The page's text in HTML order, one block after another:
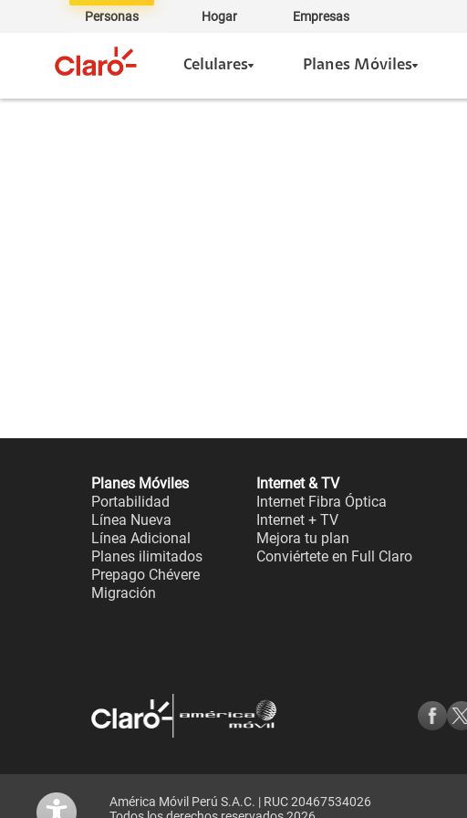
Personas Hogar Empresas
Celulares Planes Móviles
Planes Móviles
Portabilidad
Línea Nueva
Línea Adicional
Planes ilimitados
Prepago Chévere
Migración
Internet & TV
Internet Fibra Óptica
Internet + TV
Mejora tu plan
Conviértete en Full Claro
América Móvil Perú S.A.C. | RUC 20467534026